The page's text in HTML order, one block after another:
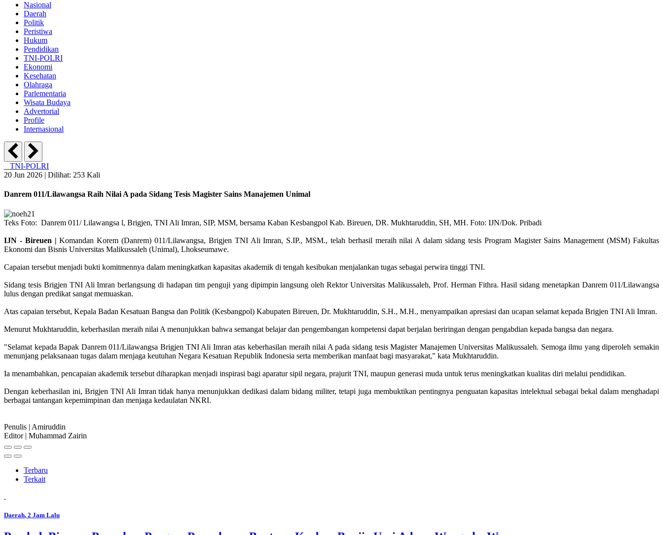
Nasional
Daerah
Politik
Peristiwa
Hukum
Pendidikan
TNI-POLRI
Ekonomi
Kesehatan
Olahraga
Parlementaria
Wisata Budaya
Advertorial
Profile
Internasional
TNI-POLRI
20 Jun 2026 | Dilihat: 253 Kali
Danrem 011/Lilawangsa Raih Nilai A pada Sidang Tesis Magister Sains Manajemen Unimal
Teks Foto: Danrem 011/ Lilawangsa l, Brigjen, TNI Ali Imran, SIP, MSM, bersama Kaban Kesbangpol Kab. Bireuen, DR. Mukhtaruddin, SH, MH. Foto: IJN/Dok. Pribadi
IJN - Bireuen |Komandan Korem (Danrem) 011/Lilawangsa, Brigjen TNI Ali Imran, S.IP., MSM., telah berhasil meraih nilai A dalam sidang tesis Program Magister Sains Management (MSM) Fakultas
Ekonomi dan Bisnis Universitas Malikussaleh (Unimal), Lhokseumawe.
Capaian tersebut menjadi bukti komitmennya dalam meningkatkan kapasitas akademik di tengah kesibukan menjalankan tugas sebagai perwira tinggi TNI.
Sidang tesis Brigjen TNI Ali Imran berlangsung di hadapan tim penguji yang dipimpin langsung oleh Rektor Universitas Malikussaleh, Prof. Herman Fithra. Hasil sidang menetapkan Danrem 011/Lilawangsa
lulus dengan predikat sangat memuaskan.
Atas capaian tersebut, Kepala Badan Kesatuan Bangsa dan Politik (Kesbangpol) Kabupaten Bireuen, Dr. Mukhtaruddin, S.H., M.H., menyampaikan apresiasi dan ucapan selamat kepada Brigjen TNI Ali Imran.
Menurut Mukhtaruddin, keberhasilan meraih nilai A menunjukkan bahwa semangat belajar dan pengembangan kompetensi dapat berjalan beriringan dengan pengabdian kepada bangsa dan negara.
"Selamat kepada Bapak Danrem 011/Lilawangsa Brigjen TNI Ali Imran atas keberhasilan meraih nilai A pada sidang tesis Magister Manajemen Universitas Malikussaleh. Semoga ilmu yang diperoleh semakin
menunjang pelaksanaan tugas dalam menjaga keutuhan Negara Kesatuan Republik Indonesia serta memberikan manfaat bagi masyarakat," kata Mukhtaruddin.
Ia menambahkan, pencapaian akademik tersebut diharapkan menjadi inspirasi bagi aparatur sipil negara, prajurit TNI, maupun generasi muda untuk terus meningkatkan kualitas diri melalui pendidikan.
Dengan keberhasilan ini, Brigjen TNI Ali Imran tidak hanya menunjukkan dedikasi dalam bidang militer, tetapi juga membuktikan pentingnya penguatan kapasitas intelektual sebagai bekal dalam menghadapi
berbagai tantangan kepemimpinan dan menjaga kedaulatan NKRI.
Penulis | Amiruddin
Editor | Muhammad Zairin
Terbaru
Terkait
Daerah, 2 Jam Lalu